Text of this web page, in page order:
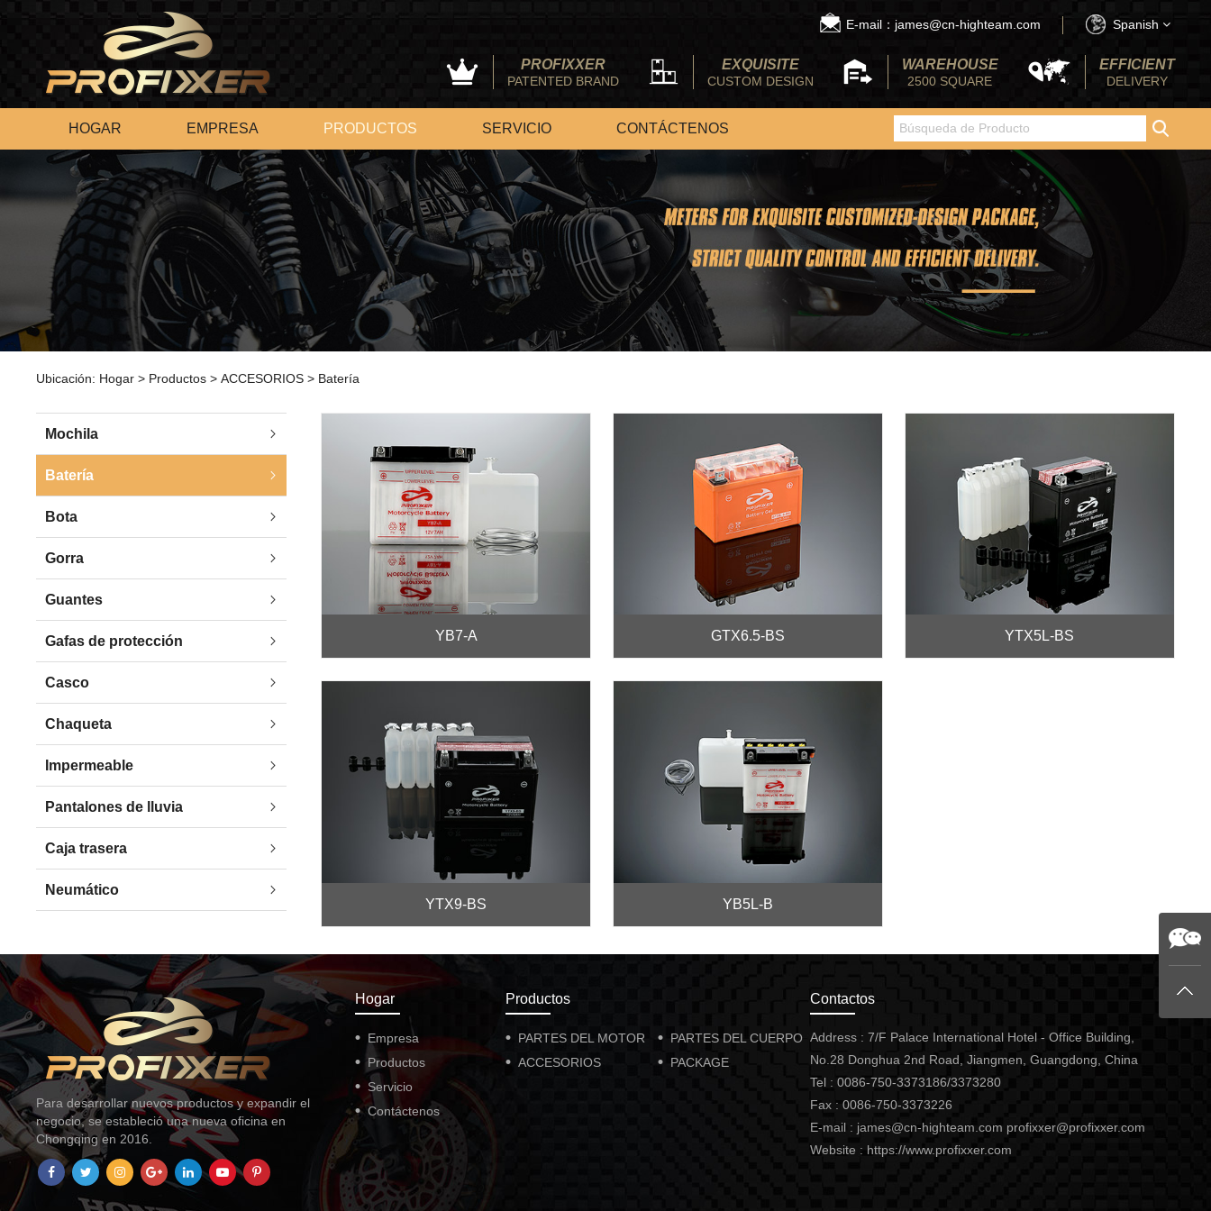
Spanish
E-mail：james@cn-highteam.com
PROFIXXER
PATENTED BRAND
EXQUISITE
CUSTOM DESIGN
WAREHOUSE
2500 SQUARE
EFFICIENT
DELIVERY
HOGAR EMPRESA PRODUCTOS SERVICIO CONTÁCTENOS
Ubicación: Hogar > Productos >ACCESORIOS > Batería
Mochila
Batería
Bota
Gorra
Guantes
Gafas de protección
Casco
Chaqueta
Impermeable
Pantalones de lluvia
Caja trasera
Neumático
YB7-A GTX6.5-BS YTX5L-BS
YTX9-BS YB5L-B
Para desarrollar nuevos productos y expandir el
negocio, se estableció una nueva oficina en
Chongqing en 2016.
Hogar
Empresa
Productos
Servicio
Contáctenos
Productos
PARTES DEL MOTOR
PARTES DEL CUERPO
ACCESORIOS
PACKAGE
Contactos
Address : 7/F Palace International Hotel - Office Building,
No.28 Donghua 2nd Road, Jiangmen, Guangdong, China
Tel : 0086-750-3373186/3373280
Fax : 0086-750-3373226
E-mail : james@cn-highteam.com profixxer@profixxer.com
Website : https://www.profixxer.com